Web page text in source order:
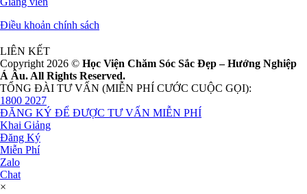
Điều khoản chính sách
LIÊN KẾT
Copyright 2026 © Học Viện Chăm Sóc Sắc Đẹp – Hướng Nghiệp
Á Âu. All Rights Reserved.
TỔNG ĐÀI TƯ VẤN (MIỄN PHÍ CƯỚC CUỘC GỌI):
1800 2027
ĐĂNG KÝ ĐỂ ĐƯỢC TƯ VẤN MIỄN PHÍ
Khai Giảng
Đăng Ký
Miễn Phí
Zalo
Chat
×